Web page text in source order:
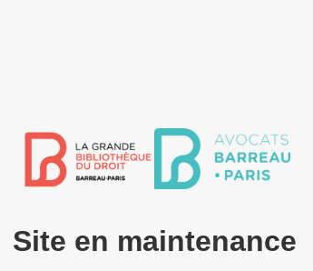
Site en maintenance